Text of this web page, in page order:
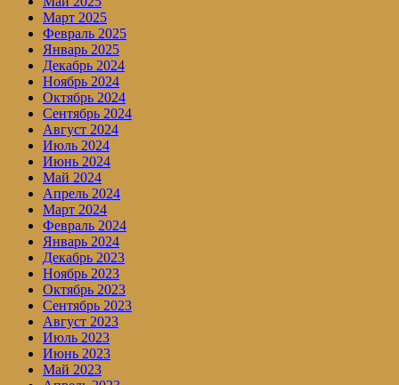
Март 2025
Февраль 2025
Январь 2025
Декабрь 2024
Ноябрь 2024
Октябрь 2024
Сентябрь 2024
Август 2024
Июль 2024
Июнь 2024
Май 2024
Апрель 2024
Март 2024
Февраль 2024
Январь 2024
Декабрь 2023
Ноябрь 2023
Октябрь 2023
Сентябрь 2023
Август 2023
Июль 2023
Июнь 2023
Май 2023